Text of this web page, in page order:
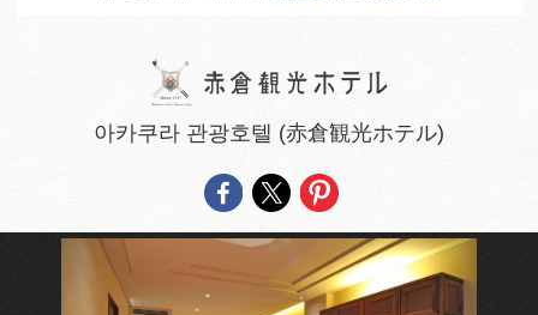
아카쿠라 관광호텔 (赤倉観光ホテル)